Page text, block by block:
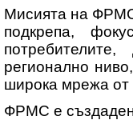
Мисията на
подкрепа,
регионално
широка мрежа от
ФРМС е